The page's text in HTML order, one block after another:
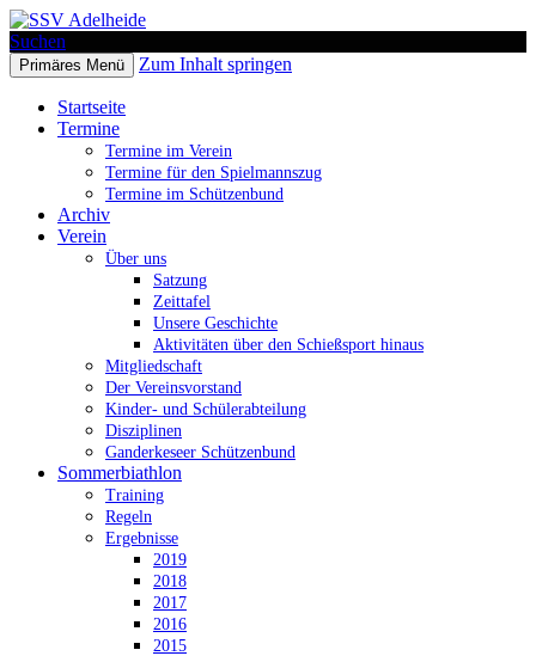
SSV Adelheide
Suchen
Primäres Menü Zum Inhalt springen
Startseite
Termine
Termine im Verein
Termine für den Spielmannszug
Termine im Schützenbund
Archiv
Verein
Über uns
Satzung
Zeittafel
Unsere Geschichte
Aktivitäten über den Schießsport hinaus
Mitgliedschaft
Der Vereinsvorstand
Kinder- und Schülerabteilung
Disziplinen
Ganderkeseer Schützenbund
Sommerbiathlon
Training
Regeln
Ergebnisse
2019
2018
2017
2016
2015